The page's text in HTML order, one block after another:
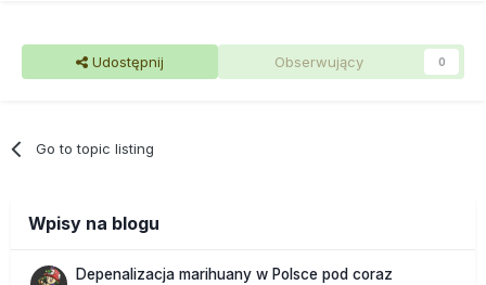
Udostępnij Obserwujący 0
Go to topic listing
Wpisy na blogu
Depenalizacja marihuany w Polsce pod coraz